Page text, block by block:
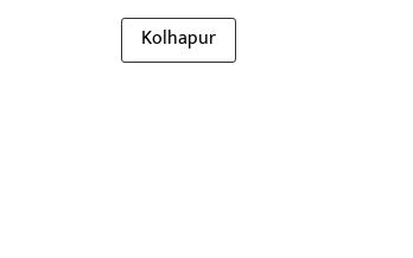
Kolhapur